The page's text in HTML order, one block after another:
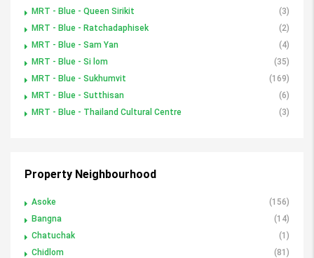
MRT - Blue - Queen Sirikit
(3)
MRT - Blue - Ratchadaphisek
(2)
MRT - Blue - Sam Yan
(4)
MRT - Blue - Si lom
(35)
MRT - Blue - Sukhumvit
(169)
MRT - Blue - Sutthisan
(6)
MRT - Blue - Thailand Cultural Centre
(3)
Property Neighbourhood
Asoke
(156)
Bangna
(14)
Chatuchak
(1)
Chidlom
(81)